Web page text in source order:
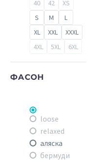
40 42
XS
S
M
L
XL
XXL
XXXL
4XL
5XL 6XL
ФАСОН
loose
relaxed
аляска
бермуди